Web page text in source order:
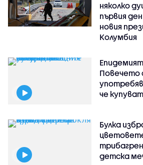
няколко
първия
новия
Колумбия
Повечето
че
Булка
детска